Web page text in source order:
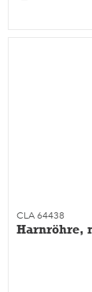
CLA 64438
Harnröhre,